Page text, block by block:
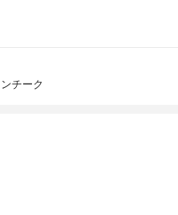
チーク